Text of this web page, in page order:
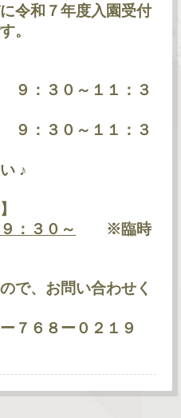
令和７年度入園受付
。
：３０～１１：３
３０～１１：３
♪
：３０～
※臨時
で、お問い合わせく
６８ー０２１９